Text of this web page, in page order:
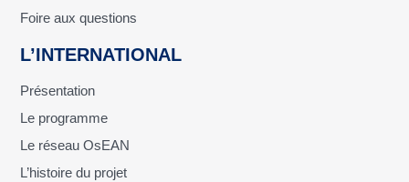
Foire aux questions
L’INTERNATIONAL
Présentation
Le programme
Le réseau OsEAN
L’histoire du projet